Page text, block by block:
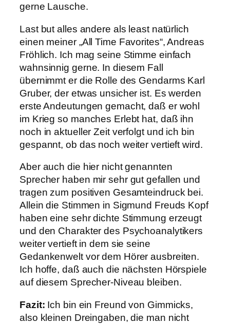
gerne Lausche.
Last but alles andere als least natürlich
einen meiner „All Time Favorites“, Andreas
Fröhlich. Ich mag seine Stimme einfach
wahnsinnig gerne. In diesem Fall
übernimmt er die Rolle des Gendarms Karl
Gruber, der etwas unsicher ist. Es werden
erste Andeutungen gemacht, daß er wohl
im Krieg so manches Erlebt hat, daß ihn
noch in aktueller Zeit verfolgt und ich bin
gespannt, ob das noch weiter vertieft wird.
Aber auch die hier nicht genannten
Sprecher haben mir sehr gut gefallen und
tragen zum positiven Gesamteindruck bei.
Allein die Stimmen in Sigmund Freuds Kopf
haben eine sehr dichte Stimmung erzeugt
und den Charakter des Psychoanalytikers
weiter vertieft in dem sie seine
Gedankenwelt vor dem Hörer ausbreiten.
Ich hoffe, daß auch die nächsten Hörspiele
auf diesem Sprecher-Niveau bleiben.
Fazit: Ich bin ein Freund von Gimmicks,
also kleinen Dreingaben, die man nicht